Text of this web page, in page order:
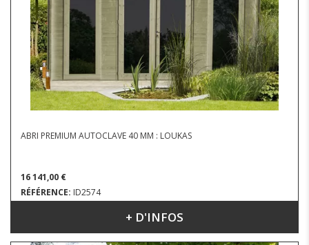
ABRI PREMIUM AUTOCLAVE 40 MM : LOUKAS
16 141,00 €
RÉFÉRENCE: ID2574
DIMENSIONS : 5.14 X 4.28 M+ D'INFOS